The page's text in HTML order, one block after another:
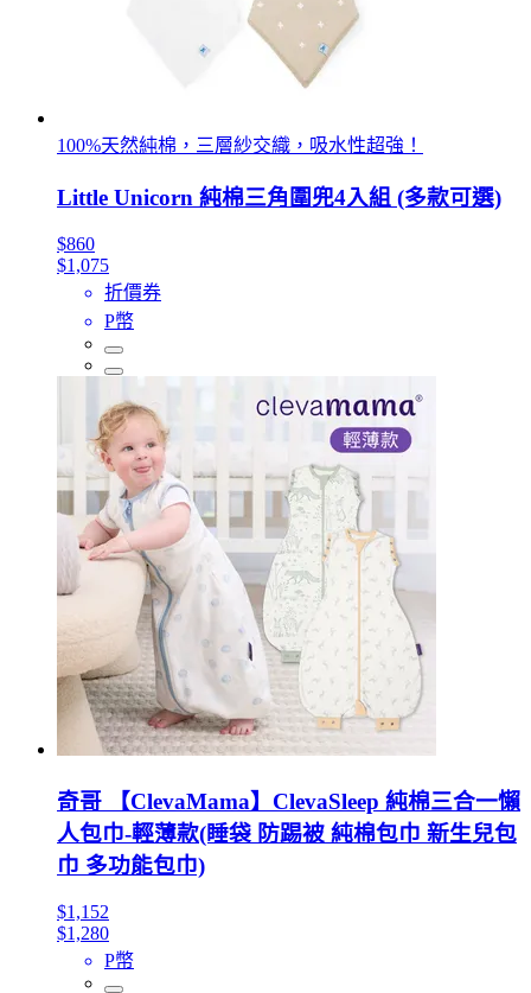
100%天然純棉，三層紗交織，吸水性超強！
Little Unicorn 純棉三角圍兜4入組 (多款可選)
$860
$1,075
折價券
P幣
奇哥 【ClevaMama】ClevaSleep 純棉三合一懶
人包巾-輕薄款(睡袋 防踢被 純棉包巾 新生兒包
巾 多功能包巾)
$1,152
$1,280
P幣